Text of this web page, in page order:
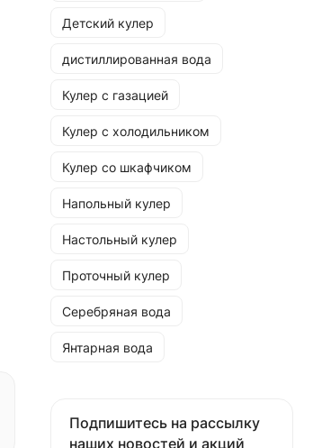
Детский кулер
дистиллированная вода
Кулер с газацией
Кулер с холодильником
Кулер со шкафчиком
Напольный кулер
Настольный кулер
Проточный кулер
Серебряная вода
Янтарная вода
Подпишитесь на рассылку
наших новостей и акций